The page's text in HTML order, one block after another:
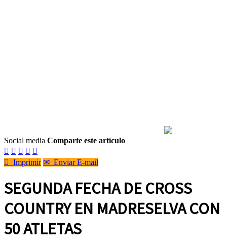
Social media Comparte este artículo
    
 Imprimir ✉ Enviar E-mail
SEGUNDA FECHA DE CROSS
COUNTRY EN MADRESELVA CON
50 ATLETAS